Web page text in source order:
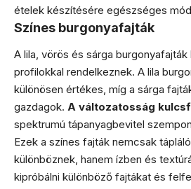
ételek készítésére egészséges
Színes burgonyafajták
A lila, vörös és sárga
profilokkal rendelkeznek. A lila
különösen értékes, míg a sárga
gazdagok. A változatosság
spektrumú tápanyagbevitel
Ezek a színes fajták nemcsak
különböznek, hanem ízben és
kipróbálni különböző fajtákat és